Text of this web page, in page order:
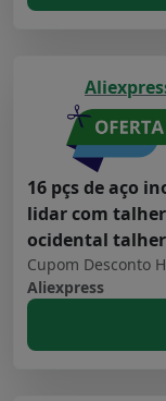
16 pçs de aço
lidar com
ocidental
Cupom Desconto
Aliexpress